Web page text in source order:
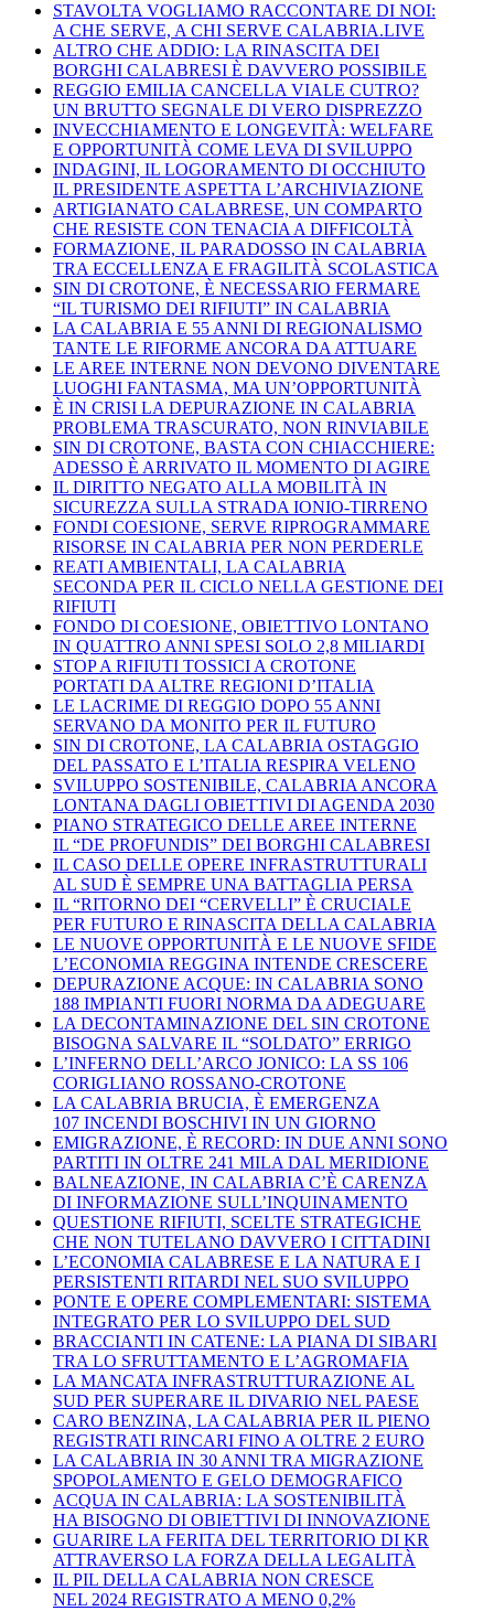
STAVOLTA VOGLIAMO RACCONTARE DI NOI:
A CHE SERVE, A CHI SERVE CALABRIA.LIVE
ALTRO CHE ADDIO: LA RINASCITA DEI
BORGHI CALABRESI È DAVVERO POSSIBILE
REGGIO EMILIA CANCELLA VIALE CUTRO?
UN BRUTTO SEGNALE DI VERO DISPREZZO
INVECCHIAMENTO E LONGEVITÀ: WELFARE
E OPPORTUNITÀ COME LEVA DI SVILUPPO
INDAGINI, IL LOGORAMENTO DI OCCHIUTO
IL PRESIDENTE ASPETTA L’ARCHIVIAZIONE
ARTIGIANATO CALABRESE, UN COMPARTO
CHE RESISTE CON TENACIA A DIFFICOLTÀ
FORMAZIONE, IL PARADOSSO IN CALABRIA
TRA ECCELLENZA E FRAGILITÀ SCOLASTICA
SIN DI CROTONE, È NECESSARIO FERMARE
“IL TURISMO DEI RIFIUTI” IN CALABRIA
LA CALABRIA E 55 ANNI DI REGIONALISMO
TANTE LE RIFORME ANCORA DA ATTUARE
LE AREE INTERNE NON DEVONO DIVENTARE
LUOGHI FANTASMA, MA UN’OPPORTUNITÀ
È IN CRISI LA DEPURAZIONE IN CALABRIA
PROBLEMA TRASCURATO, NON RINVIABILE
SIN DI CROTONE, BASTA CON CHIACCHIERE:
ADESSO È ARRIVATO IL MOMENTO DI AGIRE
IL DIRITTO NEGATO ALLA MOBILITÀ IN
SICUREZZA SULLA STRADA IONIO-TIRRENO
FONDI COESIONE, SERVE RIPROGRAMMARE
RISORSE IN CALABRIA PER NON PERDERLE
REATI AMBIENTALI, LA CALABRIA
SECONDA PER IL CICLO NELLA GESTIONE DEI
RIFIUTI
FONDO DI COESIONE, OBIETTIVO LONTANO
IN QUATTRO ANNI SPESI SOLO 2,8 MILIARDI
STOP A RIFIUTI TOSSICI A CROTONE
PORTATI DA ALTRE REGIONI D’ITALIA
LE LACRIME DI REGGIO DOPO 55 ANNI
SERVANO DA MONITO PER IL FUTURO
SIN DI CROTONE, LA CALABRIA OSTAGGIO
DEL PASSATO E L’ITALIA RESPIRA VELENO
SVILUPPO SOSTENIBILE, CALABRIA ANCORA
LONTANA DAGLI OBIETTIVI DI AGENDA 2030
PIANO STRATEGICO DELLE AREE INTERNE
IL “DE PROFUNDIS” DEI BORGHI CALABRESI
IL CASO DELLE OPERE INFRASTRUTTURALI
AL SUD È SEMPRE UNA BATTAGLIA PERSA
IL “RITORNO DEI “CERVELLI” È CRUCIALE
PER FUTURO E RINASCITA DELLA CALABRIA
LE NUOVE OPPORTUNITÀ E LE NUOVE SFIDE
L’ECONOMIA REGGINA INTENDE CRESCERE
DEPURAZIONE ACQUE: IN CALABRIA SONO
188 IMPIANTI FUORI NORMA DA ADEGUARE
LA DECONTAMINAZIONE DEL SIN CROTONE
BISOGNA SALVARE IL “SOLDATO” ERRIGO
L’INFERNO DELL’ARCO JONICO: LA SS 106
CORIGLIANO ROSSANO-CROTONE
LA CALABRIA BRUCIA, È EMERGENZA
107 INCENDI BOSCHIVI IN UN GIORNO
EMIGRAZIONE, È RECORD: IN DUE ANNI SONO
PARTITI IN OLTRE 241 MILA DAL MERIDIONE
BALNEAZIONE, IN CALABRIA C’È CARENZA
DI INFORMAZIONE SULL’INQUINAMENTO
QUESTIONE RIFIUTI, SCELTE STRATEGICHE
CHE NON TUTELANO DAVVERO I CITTADINI
L’ECONOMIA CALABRESE E LA NATURA E I
PERSISTENTI RITARDI NEL SUO SVILUPPO
PONTE E OPERE COMPLEMENTARI: SISTEMA
INTEGRATO PER LO SVILUPPO DEL SUD
BRACCIANTI IN CATENE: LA PIANA DI SIBARI
TRA LO SFRUTTAMENTO E L’AGROMAFIA
LA MANCATA INFRASTRUTTURAZIONE AL
SUD PER SUPERARE IL DIVARIO NEL PAESE
CARO BENZINA, LA CALABRIA PER IL PIENO
REGISTRATI RINCARI FINO A OLTRE 2 EURO
LA CALABRIA IN 30 ANNI TRA MIGRAZIONE
SPOPOLAMENTO E GELO DEMOGRAFICO
ACQUA IN CALABRIA: LA SOSTENIBILITÀ
HA BISOGNO DI OBIETTIVI DI INNOVAZIONE
GUARIRE LA FERITA DEL TERRITORIO DI KR
ATTRAVERSO LA FORZA DELLA LEGALITÀ
IL PIL DELLA CALABRIA NON CRESCE
NEL 2024 REGISTRATO A MENO 0,2%